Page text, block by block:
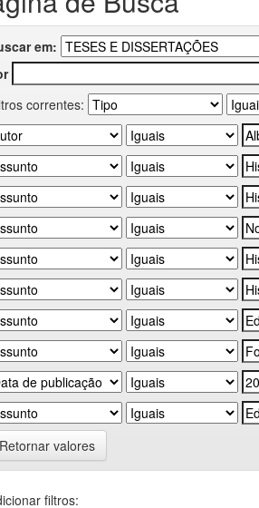
em:
correntes:
Retornar valores
filtros: